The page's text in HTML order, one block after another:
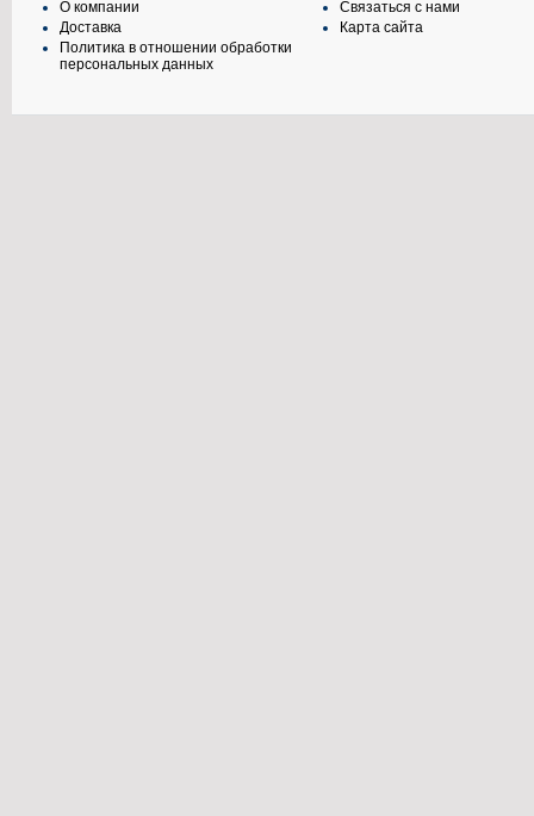
О компании
Доставка
Политика в отношении обработки
персональных данных
Связаться с нами
Карта сайта